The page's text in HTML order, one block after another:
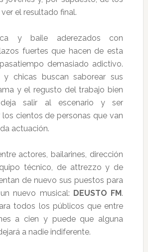
el resultado final.
y baile aderezados con
fuertes que hacen de esta
demasiado adictivo.
y chicas buscan saborear sus
y el regusto del trabajo bien
salir al escenario y ser
cientos de personas que van
actuación.
actores, bailarines, dirección
técnico, de attrezzo y de
de nuevo sus puestos para
nuevo musical: DEUSTO FM.
todos los públicos que entre
a cien y puede que alguna
a nadie indiferente.